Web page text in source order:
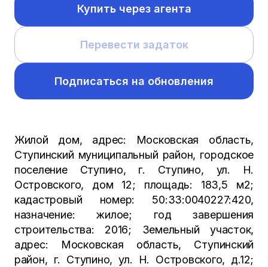
Купить через агента
Перевести задаток
Подписаться на обновления
Жилой дом, адрес: Московская область,
Ступинский муниципальный район, городское
поселение Ступино, г. Ступино, ул. Н.
Островского, дом 12; площадь: 183,5 м2;
кадастровый номер: 50:33:0040227:420,
назначение: жилое; год завершения
строительства: 2016; Земельный участок,
адрес: Московская область, Ступинский
район, г. Ступино, ул. Н. Островского, д.12;